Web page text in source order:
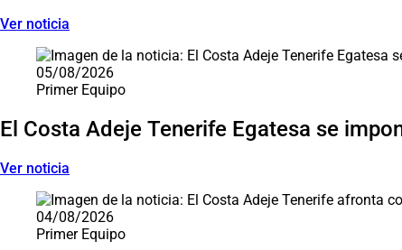
Ver noticia
05/08/2026
Primer Equipo
El Costa Adeje Tenerife Egatesa se
Ver noticia
04/08/2026
Primer Equipo